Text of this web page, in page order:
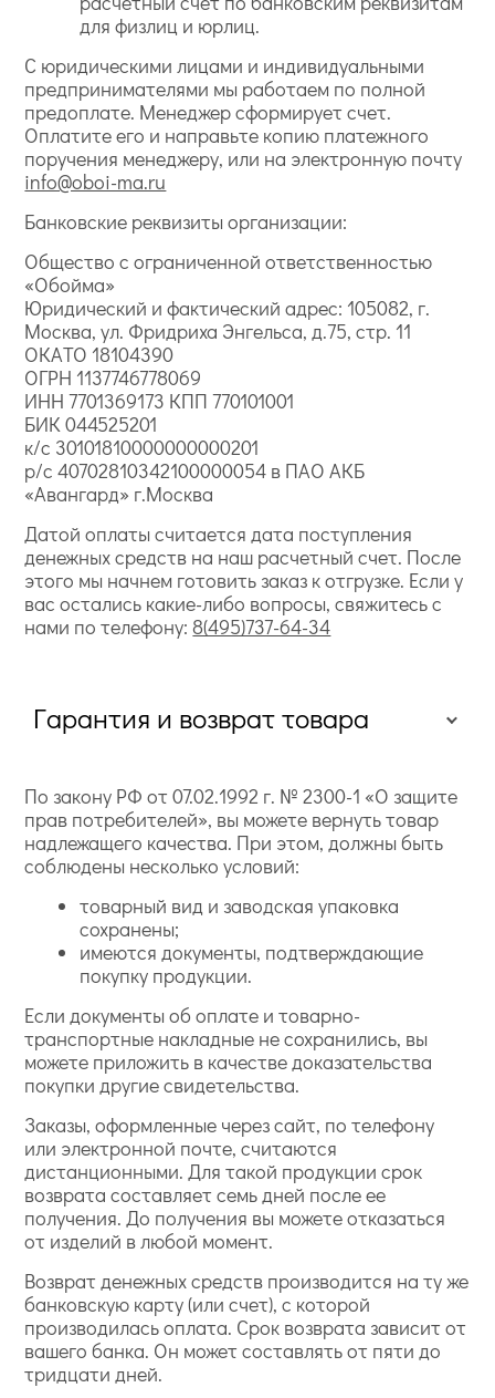
для физлиц и юрлиц.
С юридическими лицами и индивидуальными
предпринимателями мы работаем по полной
предоплате. Менеджер сформирует счет.
Оплатите его и направьте копию платежного
поручения менеджеру, или на электронную почту
info@oboi-ma.ru
Банковские реквизиты организации:
Общество с ограниченной ответственностью
«Обойма»
Юридический и фактический адрес: 105082, г.
Москва, ул. Фридриха Энгельса, д.75, стр. 11
ОКАТО 18104390
ОГРН 1137746778069
ИНН 7701369173 КПП 770101001
БИК 044525201
к/с 30101810000000000201
р/с 40702810342100000054 в ПАО АКБ
«Авангард» г.Москва
Датой оплаты считается дата поступления
денежных средств на наш расчетный счет. После
этого мы начнем готовить заказ к отгрузке. Если у
вас остались какие-либо вопросы, свяжитесь с
нами по телефону: 8(495)737-64-34
Гарантия и возврат товара
По закону РФ от 07.02.1992 г. № 2300-1 «О защите
прав потребителей», вы можете вернуть товар
надлежащего качества. При этом, должны быть
соблюдены несколько условий:
товарный вид и заводская упаковка
сохранены;
имеются документы, подтверждающие
покупку продукции.
Если документы об оплате и товарно-
транспортные накладные не сохранились, вы
можете приложить в качестве доказательства
покупки другие свидетельства.
Заказы, оформленные через сайт, по телефону
или электронной почте, считаются
дистанционными. Для такой продукции срок
возврата составляет семь дней после ее
получения. До получения вы можете отказаться
от изделий в любой момент.
Возврат денежных средств производится на ту же
банковскую карту (или счет), с которой
производилась оплата. Срок возврата зависит от
вашего банка. Он может составлять от пяти до
тридцати дней.